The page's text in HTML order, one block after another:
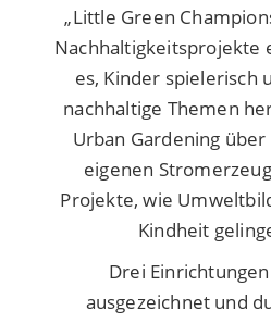
„Little Green
Nachhaltigkeitsprojekte
es, Kinder spielerisch
nachhaltige Themen
Urban Gardening
eigenen
Projekte, wie
Kindheit
Drei
ausgezeichnet und